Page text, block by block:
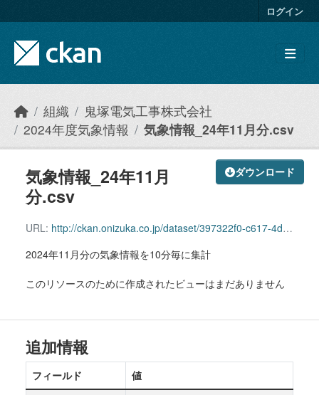
ログイン
組織
鬼塚電気工事株式会社
2024年度気象情報
気象情報_24年11月分.csv
ダウンロード
気象情報_24年11月
分.csv
URL: http://ckan.onizuka.co.jp/dataset/397322f0-c617-4d95-b0fc-e5aa18dc3706/resource/ee5f1eb6-0b57-416e-a51f-7380d3468547/download/weather_2411.csv
2024年11月分の気象情報を10分毎に集計
このリソースのために作成されたビューはまだありません
追加情報
フィールド
値